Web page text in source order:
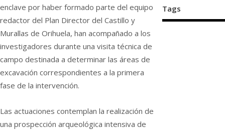
enclave por haber formado parte del equipo
redactor del Plan Director del Castillo y
Murallas de Orihuela, han acompañado a los
investigadores durante una visita técnica de
campo destinada a determinar las áreas de
excavación correspondientes a la primera
fase de la intervención.
Las actuaciones contemplan la realización de
una prospección arqueológica intensiva de
Tags